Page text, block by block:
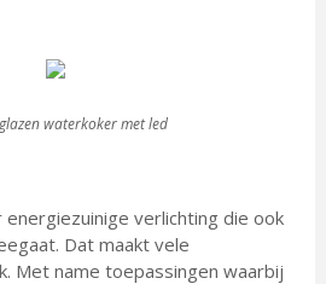
waterkoker met led
verlichting die ook
Dat maakt vele
Met name toepassingen waarbij